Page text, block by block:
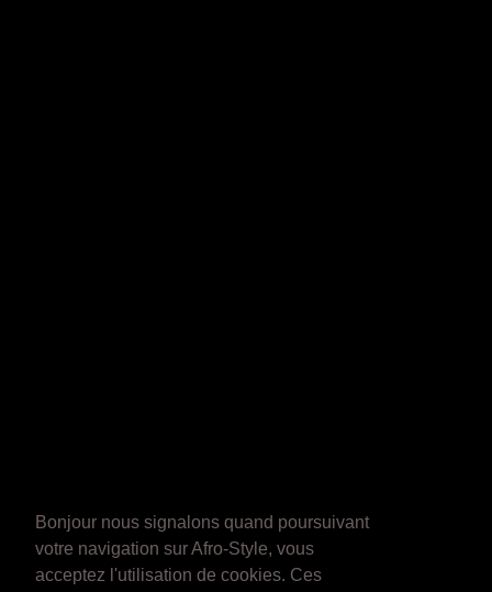
Bonjour nous signalons quand poursuivant
votre navigation sur Afro-Style, vous
acceptez l'utilisation de cookies. Ces